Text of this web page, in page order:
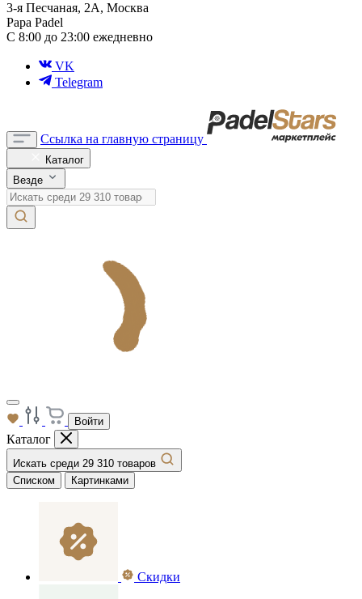
3-я Песчаная, 2А, Москва
Papa Padel
С 8:00 до 23:00 ежедневно
VK
Telegram
Ссылка на главную страницу
Каталог
Везде
Войти
Каталог
Искать среди 29 310 товаров
Списком
Картинками
Скидки